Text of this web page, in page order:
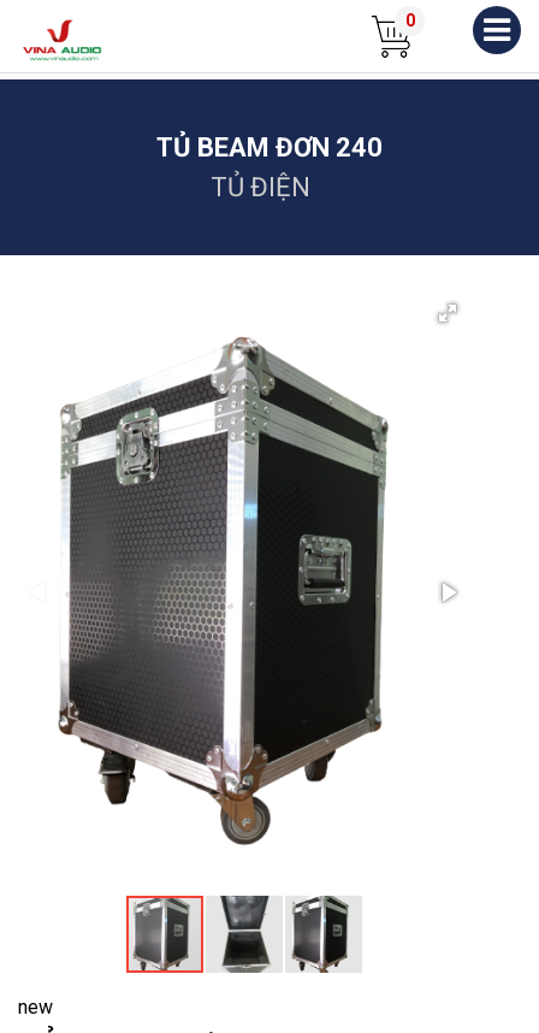
0
TỦ BEAM ĐƠN 240
TỦ ĐIỆN
new